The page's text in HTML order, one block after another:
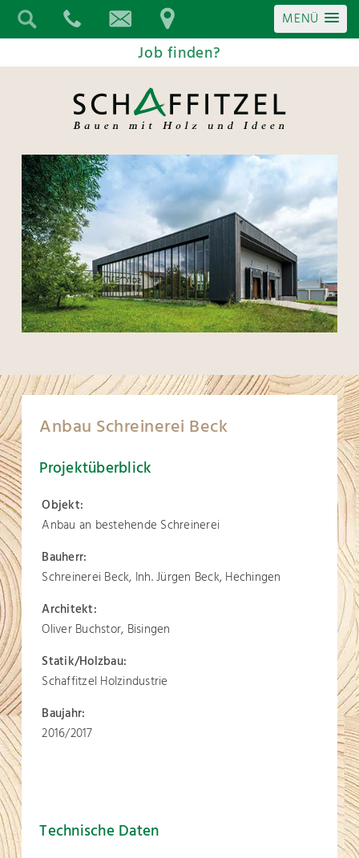
MENÜ
Job finden?
Anbau Schreinerei Beck
Projektüberblick
Objekt:
Anbau an bestehende Schreinerei
Bauherr:
Schreinerei Beck, Inh. Jürgen Beck, Hechingen
Architekt:
Oliver Buchstor, Bisingen
Statik/Holzbau:
Schaffitzel Holzindustrie
Baujahr:
2016/2017
Technische Daten